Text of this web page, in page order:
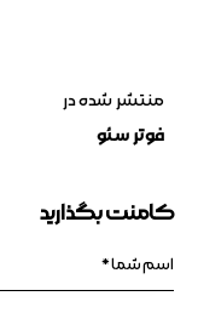
منتشر شده در
فوتر سئو
کامنت بگذارید